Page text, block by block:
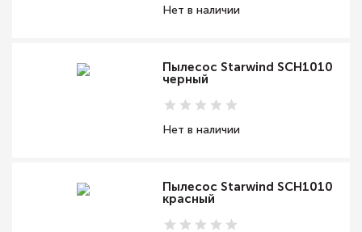
Нет в наличии
Пылесос Starwind SCH1010
черный
Нет в наличии
Пылесос Starwind SCH1010
красный